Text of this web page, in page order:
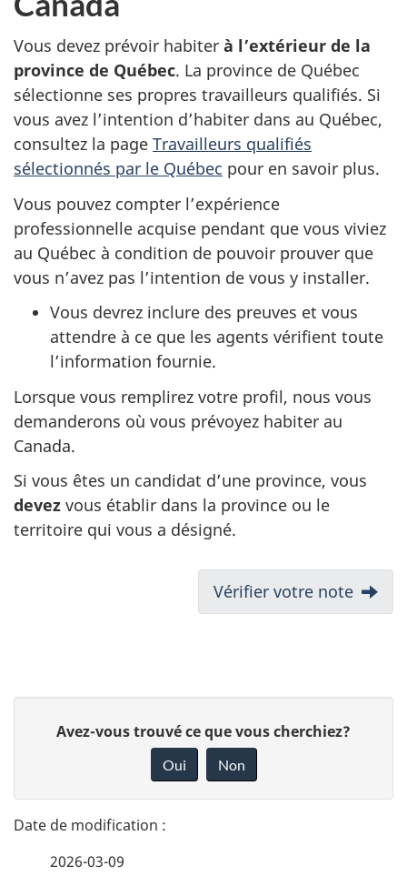
Vous devez prévoir habiter à l’extérieur de la
province de Québec. La province de Québec
sélectionne ses propres travailleurs qualifiés. Si
vous avez l’intention d’habiter dans au Québec,
consultez la page Travailleurs qualifiés
sélectionnés par le Québec pour en savoir plus.
Vous pouvez compter l’expérience
professionnelle acquise pendant que vous viviez
au Québec à condition de pouvoir prouver que
vous n’avez pas l’intention de vous y installer.
Vous devrez inclure des preuves et vous
attendre à ce que les agents vérifient toute
l’information fournie.
Lorsque vous remplirez votre profil, nous vous
demanderons où vous prévoyez habiter au
Canada.
Si vous êtes un candidat d’une province, vous
devez vous établir dans la province ou le
territoire qui vous a désigné.
i
t
Suivant :
Vérifier votre note
t
a
n
Avez-vous trouvé ce que vous cherchiez?
Oui Non
2026-03-09